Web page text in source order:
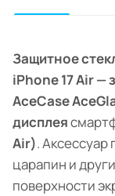
Защитное
iPhone 17 Air —
AceCase
дисплея
Air). Аксессуар
царапин и
поверхности